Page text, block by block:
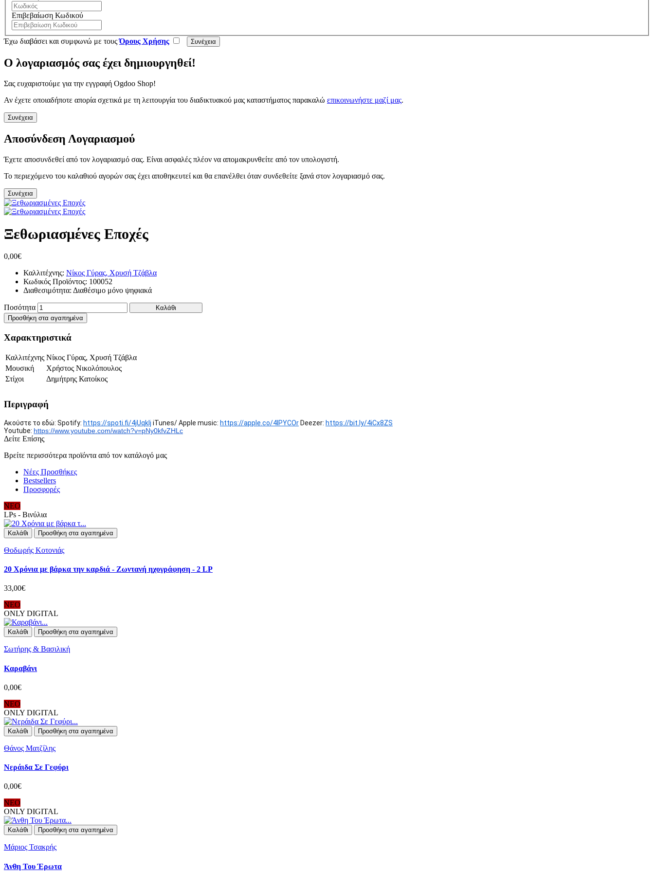
Επιβεβαίωση Κωδικού
Έχω διαβάσει και συμφωνώ με τουςΌρους Χρήσης
Ο λογαριασμός σας έχει δημιουργηθεί!
Σας ευχαριστούμε για την εγγραφή Ogdoo Shop!
Αν έχετε οποιαδήποτε απορία σχετικά με τη λειτουργία του διαδικτυακού μας καταστήματος παρακαλώ επικοινωνήστε μαζί μας.
Συνέχεια
Αποσύνδεση Λογαριασμού
Έχετε αποσυνδεθεί από τον λογαριασμό σας. Είναι ασφαλές πλέον να απομακρυνθείτε από τον υπολογιστή.
Το περιεχόμενο του καλαθιού αγορών σας έχει αποθηκευτεί και θα επανέλθει όταν συνδεθείτε ξανά στον λογαριασμό σας.
Συνέχεια
Ξεθωριασμένες Εποχές
0,00€
Καλλιτέχνης: Νίκος Γύρας, Χρυσή Τζάβλα
Κωδικός Προϊόντος: 100052
Διαθεσιμότητα: Διαθέσιμο μόνο ψηφιακά
Ποσότητα
Καλάθι
Προσθήκη στα αγαπημένα
Χαρακτηριστικά
Καλλιτέχνης Νίκος Γύρας, Χρυσή Τζάβλα
Μουσική
Χρήστος Νικολόπουλος
Στίχοι
Δημήτρης Κατοίκος
Περιγραφή
Ακούστε το εδώ: Spotify: https://spoti.fi/4jUqkIj iTunes/ Apple music: https://apple.co/4lPYCOr Deezer: https://bit.ly/4iCx8ZS
Youtube: https://www.youtube.com/watch?v=pNy0kfvZHLc
Δείτε Επίσης
Βρείτε περισσότερα προϊόντα από τον κατάλογό μας
Νέες Προσθήκες
Bestsellers
Προσφορές
ΝΕΟ
LPs - Βινύλια
Καλάθι Προσθήκη στα αγαπημένα
Θοδωρής Κοτονιάς
20 Χρόνια με βάρκα την καρδιά - Ζωντανή ηχογράφηση - 2 LP
33,00€
ΝΕΟ
ONLY DIGITAL
Καλάθι Προσθήκη στα αγαπημένα
Σωτήρης & Βασιλική
Καραβάνι
0,00€
ΝΕΟ
ONLY DIGITAL
Καλάθι Προσθήκη στα αγαπημένα
Θάνος Ματζίλης
Νεράιδα Σε Γεφύρι
0,00€
ΝΕΟ
ONLY DIGITAL
Καλάθι Προσθήκη στα αγαπημένα
Μάριος Τσακρής
Άνθη Του Έρωτα